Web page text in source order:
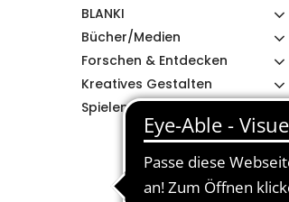
BLANKI
Bücher/Medien
Forschen & Entdecken
Kreatives Gestalten
Spielen & Lernen